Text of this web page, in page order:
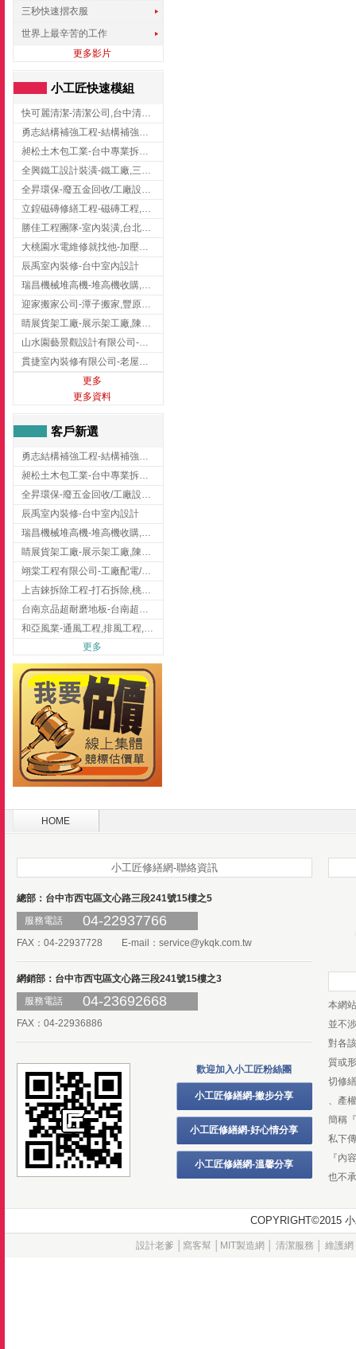
三秒快速摺衣服
世界上最辛苦的工作
更多影片
小工匠快速模組
快可麗清潔-清潔公司,台中清潔公司,台中居家清潔
勇志結構補強工程-結構補強工程 ,桃園結構補強工程,龍潭結構補強工程
昶松土木包工業-台中專業拆除工程/挖土機出租
全興鐵工設計裝潢-鐵工廠,三峽鐵工廠,台北鐵工廠
全昇環保-廢五金回收/工廠設備收購/機械設備回收/高價收購廠房設備
立鍠磁磚修繕工程-磁磚工程,磁磚修補,新竹磁磚工程
勝佳工程團隊-室內裝潢,台北房屋裝修,三重室內裝修
大桃園水電維修就找他-加壓馬達,抽水馬達,桃園水電行,中壢水電
辰禹室內裝修-台中室內設計
瑞昌機械堆高機-堆高機收購,新北市堆高機,桃園堆高機
迎家搬家公司-潭子搬家,豐原搬家,大雅搬家,大甲搬家,台中推薦搬家,台中搬家
睛展貨架工廠-展示架工廠,陳列架,台中展示架工廠
山水園藝景觀設計有限公司-景觀工程,景觀設計,新竹園藝工程,新竹景觀設計
貫捷室內裝修有限公司-老屋翻新工程,台中老屋翻新工程,台中舊屋翻新
更多
更多資料
客戶新選
勇志結構補強工程-結構補強工程 ,桃園結構補強工程,龍潭結構補強工程
昶松土木包工業-台中專業拆除工程/挖土機出租
全昇環保-廢五金回收/工廠設備收購/機械設備回收/高價收購廠房設備
辰禹室內裝修-台中室內設計
瑞昌機械堆高機-堆高機收購,新北市堆高機,桃園堆高機
睛展貨架工廠-展示架工廠,陳列架,台中展示架工廠
翊棠工程有限公司-工廠配電/高雄消防機電公司
上吉錸拆除工程-打石拆除,桃園打石拆除,桃園拆除工程
台南京品超耐磨地板-台南超耐磨地板
和亞風業-通風工程,排風工程,彰化通風工程,彰化排風工程
更多
HOME
小工匠修繕網-聯絡資訊
總部：台中市西屯區文心路三段241號15樓之5
服務電話
04-22937766
FAX：04-22937728 E-mail： service@ykqk.com.tw
網銷部：台中市西屯區文心路三段241號15樓之3
服務電話
04-23692668
FAX：04-22936886
歡迎加入小工匠粉絲團
小工匠修繕網-撇步分享
小工匠修繕網-好心情分享
小工匠修繕網-溫馨分享
本網
並不
對各
質或
切修
、產
簡稱
私下
『內
也不
設計老爹 窩客幫│ MIT製造網 清潔服務 維護網